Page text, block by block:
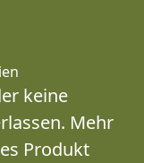
keine
Mehr
Produkt